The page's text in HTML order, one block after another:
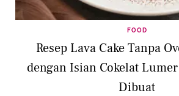
FOOD
Resep Lava Cake Tanpa
dengan Isian Cokelat
Dibuat